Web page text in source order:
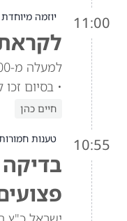
11:00 יוזמה
• בסיום
חיים כהן
10:55 טענות